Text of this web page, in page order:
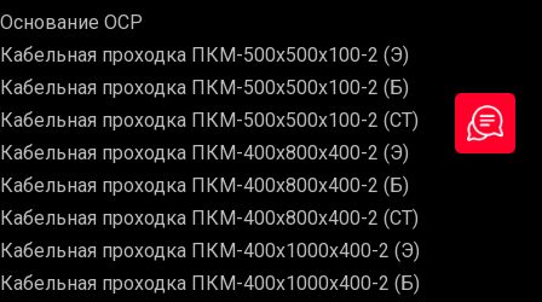
Основание ОСР
Кабельная проходка ПКМ-500х500х100-2 (Э)
Кабельная проходка ПКМ-500х500х100-2 (Б)
Кабельная проходка ПКМ-500х500х100-2 (СТ)
Кабельная проходка ПКМ-400х800х400-2 (Э)
Кабельная проходка ПКМ-400х800х400-2 (Б)
Кабельная проходка ПКМ-400х800х400-2 (СТ)
Кабельная проходка ПКМ-400х1000х400-2 (Э)
Кабельная проходка ПКМ-400х1000х400-2 (Б)